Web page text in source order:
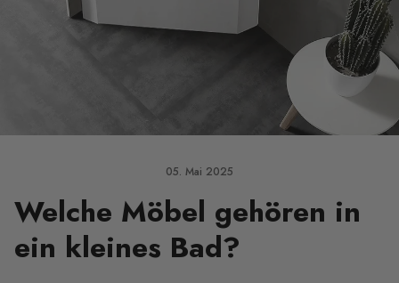
05. Mai 2025
Welche Möbel gehören in
ein kleines Bad?